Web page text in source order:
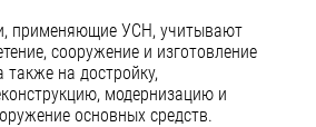
применяющие УСН, учитывают
сооружение и изготовление
также на достройку,
модернизацию и
основных средств.